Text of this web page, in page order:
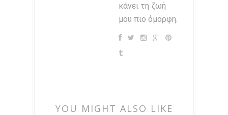
κάνει τη ζωή
μου πιο όμορφη.
YOU MIGHT ALSO LIKE